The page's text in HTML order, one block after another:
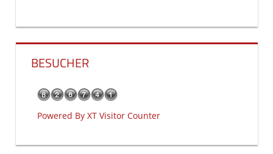
BESUCHER
Powered By XT Visitor Counter